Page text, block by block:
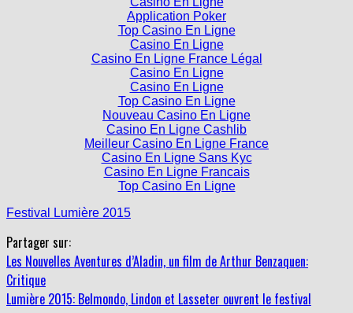
Top Casino En Ligne
Casino En Ligne
Casino En Ligne France Légal
Casino En Ligne
Casino En Ligne
Top Casino En Ligne
Nouveau Casino En Ligne
Casino En Ligne Cashlib
Meilleur Casino En Ligne France
Casino En Ligne Sans Kyc
Casino En Ligne Francais
Top Casino En Ligne
Festival Lumière 2015
Les Nouvelles Aventures d’Aladin, un film de Arthur Benzaquen:
Critique
Lumière 2015: Belmondo, Lindon et Lasseter ouvrent le festival